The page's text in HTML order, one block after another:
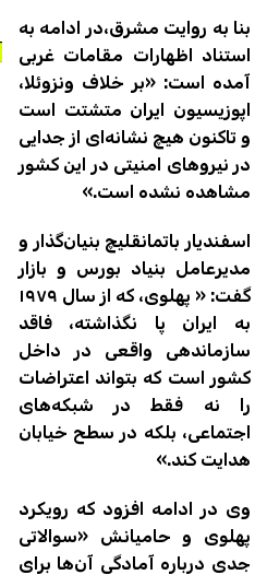
بنا به روایت مشرق،در ادامه به
استناد اظهارات مقامات غربی
آمده است: «بر خلاف ونزوئلا،
اپوزیسیون ایران متشتت‌ است
و تاکنون هیچ نشانه‌ای از جدایی‌
در نیروهای امنیتی در این کشور
مشاهده نشده است.»
اسفندیار باتمانقلیچ بنیان‌گذار و
مدیرعامل بنیاد بورس و بازار
گفت: « پهلوی، که از سال ۱۹۷۹
به ایران پا نگذاشته، فاقد
سازماندهی واقعی در داخل
کشور است که بتواند اعتراضات
را نه فقط در شبکه‌های
اجتماعی، بلکه در سطح خیابان
هدایت کند.»
وی در ادامه افزود که رویکرد
پهلوی و حامیانش «سوالاتی
جدی درباره آمادگی آن‌ها برای